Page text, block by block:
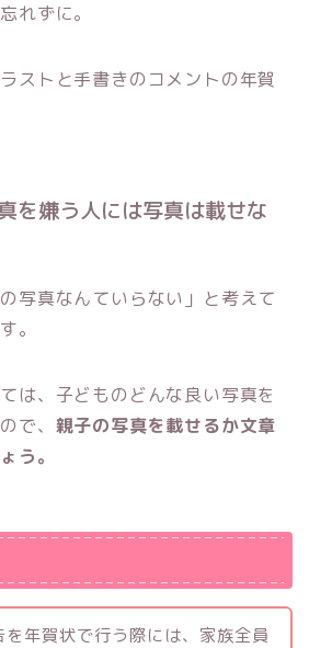
れずに。
ストと手書きのコメントの年賀
を嫌う人には写真は載せな
写真なんていらない」と考えて
。
は、子どものどんな良い写真を
で、 親子の写真を載せるか文章
う。
を年賀状で行う際には、家族全員